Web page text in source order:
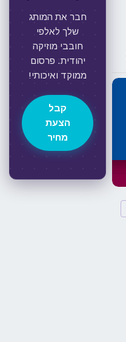
חבר את המותג
שלך לאלפי
חובבי מוזיקה
יהודית. פרסום
ממוקד ואיכותי!
קבל
הצעת
מחיר